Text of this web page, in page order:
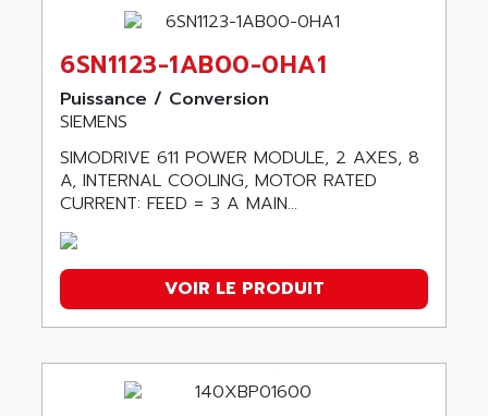
6SN1123-1AB00-0HA1
Puissance / Conversion
SIEMENS
SIMODRIVE 611 POWER MODULE, 2 AXES, 8
A, INTERNAL COOLING, MOTOR RATED
CURRENT: FEED = 3 A MAIN...
VOIR LE PRODUIT